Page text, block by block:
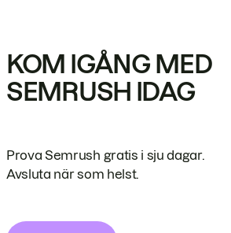
KOM IGÅNG MED
SEMRUSH IDAG
Prova Semrush gratis i sju dagar.
Avsluta när som helst.